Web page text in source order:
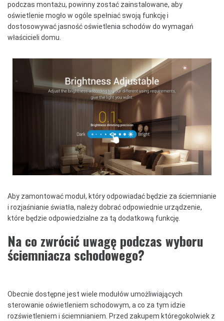
podczas montażu, powinny zostać zainstalowane, aby
oświetlenie mogło w ogóle spełniać swoją funkcję i
dostosowywać jasność oświetlenia schodów do wymagań
właścicieli domu.
Aby zamontować moduł, który odpowiadać będzie za ściemnianie
i rozjaśnianie światła, należy dobrać odpowiednie urządzenie,
które będzie odpowiedzialne za tą dodatkową funkcję.
Na co zwrócić uwagę podczas wyboru
ściemniacza schodowego?
Obecnie dostępne jest wiele modułów umożliwiających
sterowanie oświetleniem schodowym, a co za tym idzie
rozświetleniem i ściemnianiem. Przed zakupem któregokolwiek z